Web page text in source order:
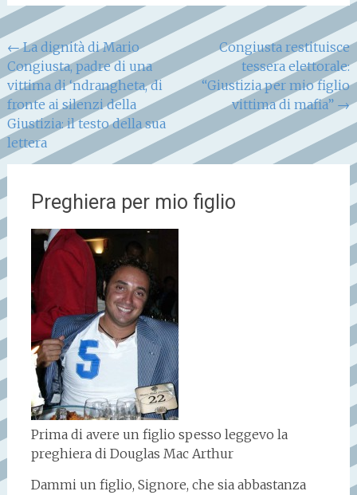
Navigazione
articoli
←La dignità di Mario
Congiusta, padre di una
vittima di ‘ndrangheta, di
fronte ai silenzi della
Giustizia: il testo della sua
lettera
Congiusta restituisce
tessera elettorale:
“Giustizia per mio figlio
vittima di mafia” →
Preghiera per mio figlio
Prima di avere un figlio spesso leggevo la
preghiera di Douglas Mac Arthur
Dammi un figlio, Signore, che sia abbastanza